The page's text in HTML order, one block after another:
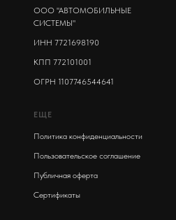
ООО "АВТОМОБИЛЬНЫЕ
СИСТЕМЫ"
ИНН 7721698190
КПП 772101001
ОГРН 1107746544641
ЕЩЕ
Политика конфиденциальности
Пользовательское соглашение
Публичная оферта
Сертификаты